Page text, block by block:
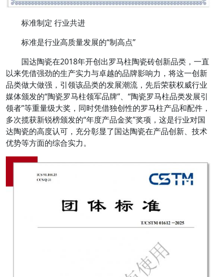
标准制定 行业共进
标准是行业高质量发展的“制高点”
国达陶瓷在2018年开创出罗马柱陶瓷砖创新品类，一直
以来凭借强劲的生产实力与卓越的品牌影响力，将这一创新
品类做大做强，引领该品类的发展潮流，先后荣获权威行业
媒体颁发的“陶瓷罗马柱领军品牌”、“陶瓷罗马柱品类发展引
领者”等重量级大奖，同时凭借独创性的罗马柱产品和配件，
多次揽获新锐榜颁发的“年度产品金奖”奖项，这是行业对国
达陶瓷的高度认可，充分彰显了国达陶瓷在产品创新、技术
优势等方面的综合实力。